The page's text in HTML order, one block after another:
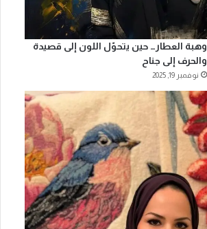
وهبة العطار… حين يتحوّل اللون إلى قصيدة
والحرف إلى جناح
نوفمبر 19, 2025